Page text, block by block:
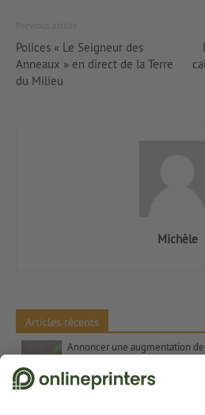
Polices « Le Seigneur des
Anneaux » en direct de la Terre
du Milieu
Michèle
Articles récents